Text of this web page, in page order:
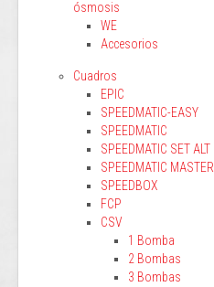
ósmosis
WE
Accesorios
Cuadros
EPIC
SPEEDMATIC-EASY
SPEEDMATIC
SPEEDMATIC SET ALT
SPEEDMATIC MASTER
SPEEDBOX
FCP
CSV
1 Bomba
2 Bombas
3 Bombas